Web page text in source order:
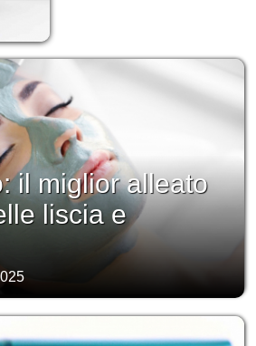
il miglior alleato
liscia e